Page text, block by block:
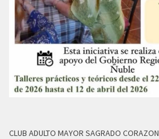
CLUB ADULTO MAYOR SAGRADO CORAZON